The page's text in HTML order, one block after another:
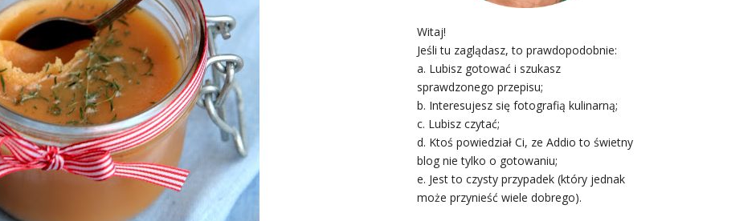
Witaj!
Jeśli tu zaglądasz, to prawdopodobnie:
a. Lubisz gotować i szukasz
sprawdzonego przepisu;
b. Interesujesz się fotografią kulinarną;
c. Lubisz czytać;
d. Ktoś powiedział Ci, ze Addio to świetny
blog nie tylko o gotowaniu;
e. Jest to czysty przypadek (który jednak
może przynieść wiele dobrego).